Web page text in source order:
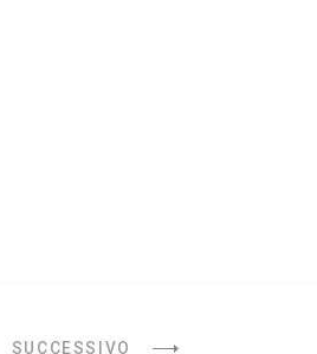
SUCCESSIVO